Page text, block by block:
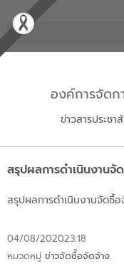
องค์การจัดก
ข่าวสารประช
สรุปผลการดำเนินงานจั
สรุปผลการดำเนินงานจัดซื้
04/08/202023:18
หมวดหมู่ ข่าวจัดซื้อจัดจ้าง